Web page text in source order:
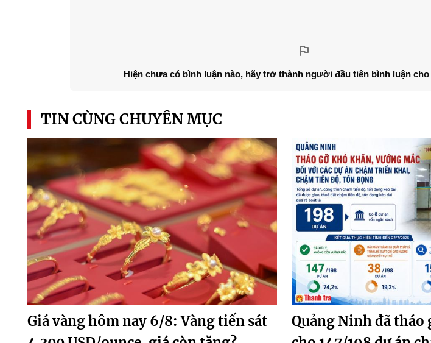
Hiện chưa có bình luận nào, hãy trở thành người đầu tiên bình luận cho
TIN CÙNG CHUYÊN MỤC
Giá vàng hôm nay 6/8: Vàng tiến sát
Quảng Ninh đã tháo